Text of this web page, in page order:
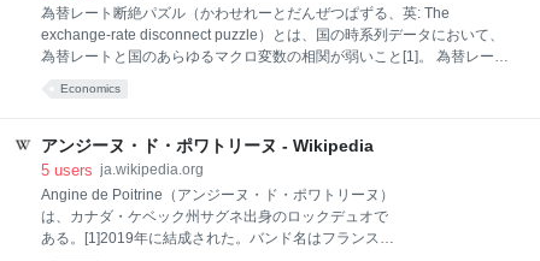
ス
されてきた。彼女は、インターセックス・イニシアティブ（英語版）の
創設者である。 2001年、小山は北米インターセックス協会の学生イン
ターン兼プログラムアシスタントを務めた後、インターセックスの擁護
為替レート断絶パズル（かわせれーとだんぜつぱずる、英: The
exchange-rate disconnect puzzle）とは、国の時系列データにおいて、
為替レートと国のあらゆるマクロ変数の相関が弱いこと[1]。 為替レート
究では、マクロ経済のファンダメンタルズを用いて予測することが非常
に難しいことが指摘されている[2]。また、固定相場制から変動相場制に
移行すると、名目為替レートと実質為替レートの変動が大きくなるにも
かかわらず、マクロ経済変数の変動は固定相場制のときに比較してほと
んど変化がないことも指摘されている[3][注 1]。
Economics
アンジーヌ・ド・ポワトリーヌ - Wikipedia
5 users ja.wikipedia.org
Angine de Poitrine（アンジーヌ・ド・ポワトリーヌ）
は、カナダ・ケベック州サグネ出身のロックデュオで
ある。[1]2019年に結成された。バンド名はフランス語